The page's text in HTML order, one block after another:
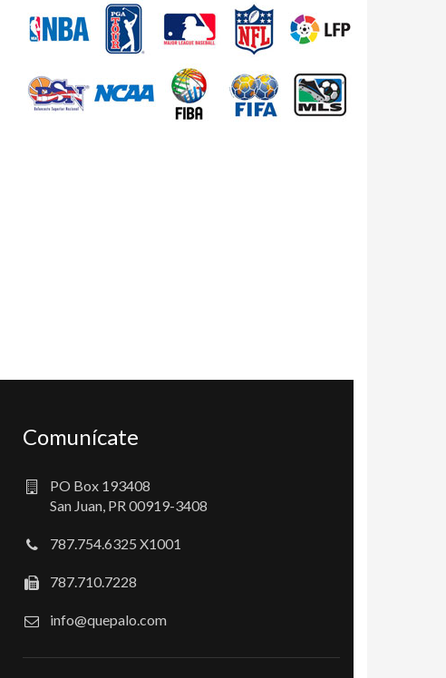
Comunícate
PO Box 193408
San Juan, PR 00919-3408
787.754.6325 X1001
787.710.7228
info@quepalo.com